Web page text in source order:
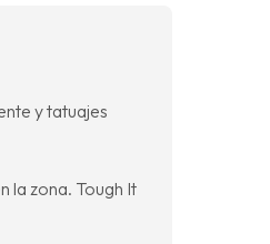
y tatuajes
la zona. Tough It